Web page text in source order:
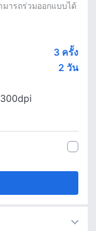
ารถร่วมออกแบบได้
3 ครั้ง
2 วัน